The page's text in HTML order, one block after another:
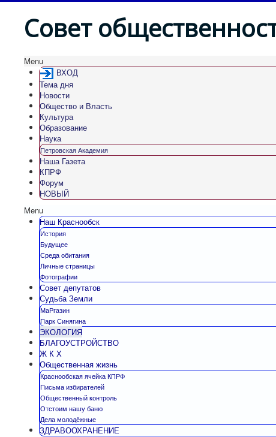
Совет
Menu
ВХОД
Тема дня
Новости
Общество и Власть
Культура
Образование
Наука
Петровская Академия
Наша Газета
КПРФ
Форум
НОВЫЙ
Menu
Наш Краснообск
История
Будущее
Среда обитания
Личные страницы
Фотографии
Совет депутатов
Судьба Земли
МаРгазин
Парк Синягина
ЭКОЛОГИЯ
БЛАГОУСТРОЙСТВО
Ж К Х
Общественная жизнь
Краснообская ячейка КПРФ
Письма избирателей
Общественный контроль
Отстоим нашу баню
Дела молодёжные
ЗДРАВООХРАНЕНИЕ